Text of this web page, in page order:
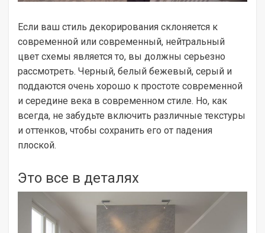
Если ваш стиль декорирования склоняется к
современной или современный, нейтральный
цвет схемы является то, вы должны серьезно
рассмотреть. Черный, белый бежевый, серый и
поддаются очень хорошо к простоте современной
и середине века в современном стиле. Но, как
всегда, не забудьте включить различные текстуры
и оттенков, чтобы сохранить его от падения
плоской.
Это все в деталях